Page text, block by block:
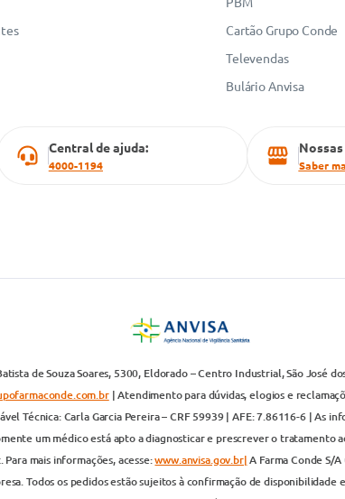
Cartão Grupo Conde
Televendas
Bulário Anvisa
Central de ajuda:
4000-1194 Saber
de Souza Soares, 5300, Eldorado – Centro Industrial, São José
| Atendimento para dúvidas, elogios e
Técnica: Carla Garcia Pereira – CRF 59939 | AFE: 7.86116-6 | As
um médico está apto a diagnosticar e prescrever o tratamento
mais informações, acesse:www.anvisa.gov.br|A Farma Conde S/
Todos os pedidos estão sujeitos à confirmação de